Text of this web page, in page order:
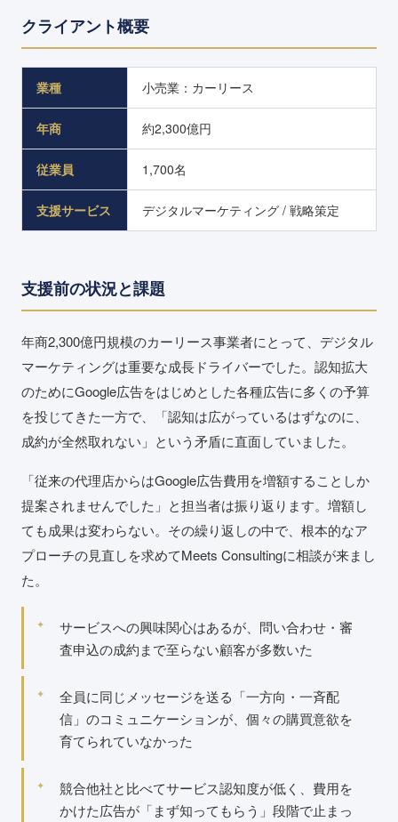
クライアント概要
業種 小売業：カーリース
年商 約2,300億円
従業員 1,700名
支援サービス デジタルマーケティング / 戦略策定
支援前の状況と課題
年商2,300億円規模のカーリース事業者にとって、デジタル
マーケティングは重要な成長ドライバーでした。認知拡大
のためにGoogle広告をはじめとした各種広告に多くの予算
を投じてきた一方で、「認知は広がっているはずなのに、
成約が全然取れない」という矛盾に直面していました。
「従来の代理店からはGoogle広告費用を増額することしか
提案されませんでした」と担当者は振り返ります。増額し
ても成果は変わらない。その繰り返しの中で、根本的なア
プローチの見直しを求めてMeets Consultingに相談が来まし
た。
サービスへの興味関心はあるが、問い合わせ・審
査申込の成約まで至らない顧客が多数いた
全員に同じメッセージを送る「一方向・一斉配
信」のコミュニケーションが、個々の購買意欲を
育てられていなかった
競合他社と比べてサービス認知度が低く、費用を
かけた広告が「まず知ってもらう」段階で止まっ